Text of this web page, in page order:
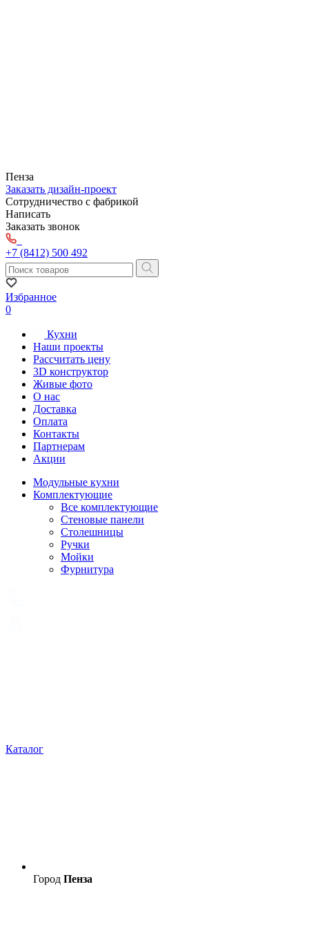
Пенза
Заказать дизайн-проект
Сотрудничество с фабрикой
Написать
Заказать звонок
+7 (8412) 500 492
Избранное
0
Кухни
Наши проекты
Рассчитать цену
3D конструктор
Живые фото
О нас
Доставка
Оплата
Контакты
Партнерам
Акции
Модульные кухни
Комплектующие
Все комплектующие
Стеновые панели
Столешницы
Ручки
Мойки
Фурнитура
Каталог
Город Пенза